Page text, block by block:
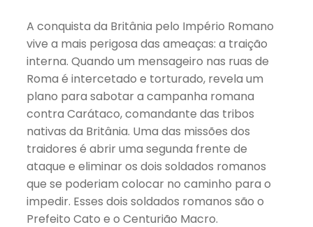
A conquista da Britânia pelo Império Romano
vive a mais perigosa das ameaças: a traição
interna. Quando um mensageiro nas ruas de
Roma é intercetado e torturado, revela um
plano para sabotar a campanha romana
contra Carátaco, comandante das tribos
nativas da Britânia. Uma das missões dos
traidores é abrir uma segunda frente de
ataque e eliminar os dois soldados romanos
que se poderiam colocar no caminho para o
impedir. Esses dois soldados romanos são o
Prefeito Cato e o Centurião Macro.